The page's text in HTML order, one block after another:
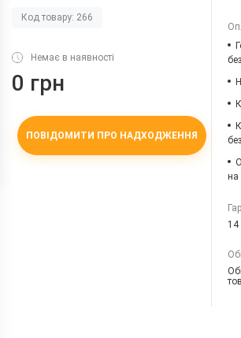
Код товару: 266
Немає в наявності
0 грн
ПОВІДОМИТИ ПРО НАДХОДЖЕННЯ
на
14